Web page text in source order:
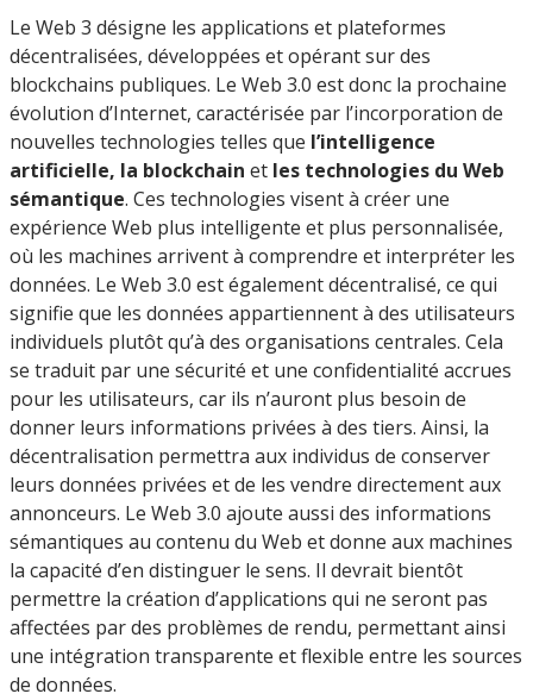
Le Web 3 désigne les applications et plateformes
décentralisées, développées et opérant sur des
blockchains publiques. Le Web 3.0 est donc la prochaine
évolution d’Internet, caractérisée par l’incorporation de
nouvelles technologies telles que l’intelligence
artificielle, la blockchain et les technologies du Web
sémantique. Ces technologies visent à créer une
expérience Web plus intelligente et plus personnalisée,
où les machines arrivent à comprendre et interpréter les
données. Le Web 3.0 est également décentralisé, ce qui
signifie que les données appartiennent à des utilisateurs
individuels plutôt qu’à des organisations centrales. Cela
se traduit par une sécurité et une confidentialité accrues
pour les utilisateurs, car ils n’auront plus besoin de
donner leurs informations privées à des tiers. Ainsi, la
décentralisation permettra aux individus de conserver
leurs données privées et de les vendre directement aux
annonceurs. Le Web 3.0 ajoute aussi des informations
sémantiques au contenu du Web et donne aux machines
la capacité d’en distinguer le sens. Il devrait bientôt
permettre la création d’applications qui ne seront pas
affectées par des problèmes de rendu, permettant ainsi
une intégration transparente et flexible entre les sources
de données.